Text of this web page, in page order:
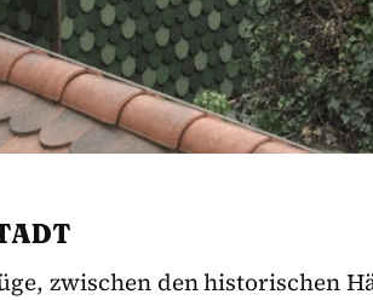
zwischen den historischen